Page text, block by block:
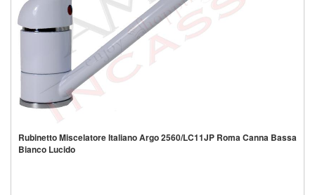
Rubinetto Miscelatore Italiano Argo 2560/LC11JP Roma Canna Bassa
Bianco Lucido